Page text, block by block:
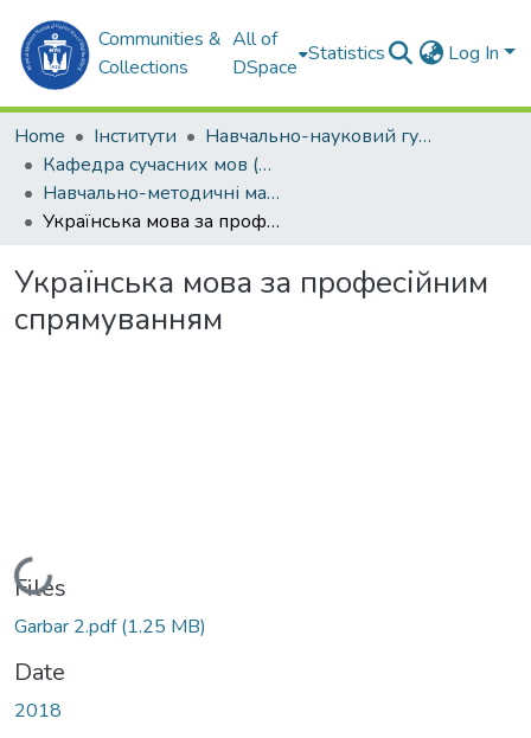
Communities &
Collections
All of
DSpace
Statistics Log In
Home Інститути
Навчально-науковий гуманітарний інститут (ННГІ)
Кафедра сучасних мов (СМ)
Навчально-методичні матеріали (СМ)
Українська мова за професійним спрямуванням
Українська мова за професійним
спрямуванням
Loading...
Files
Garbar 2.pdf(1.25 MB)
Date
2018